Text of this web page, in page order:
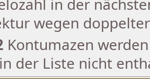
in der
wegen
Kontumazen
der Liste nicht